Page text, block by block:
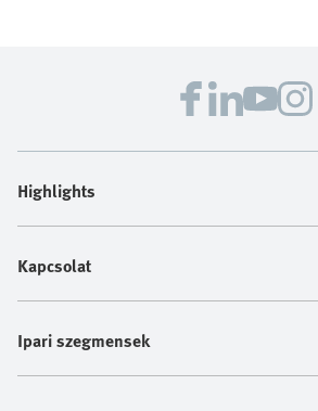
Highlights
Kapcsolat
Ipari szegmensek